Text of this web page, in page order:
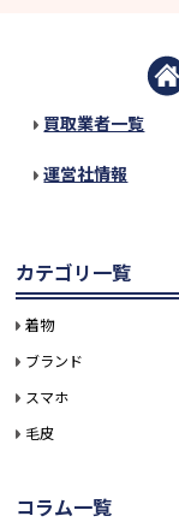
買取業者一覧
運営社情報
カテゴリ一覧
着物
ブランド
スマホ
毛皮
コラム一覧